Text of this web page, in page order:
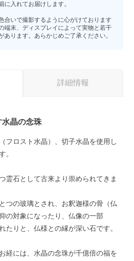
に入れてお届けします。
合いで撮影するように心がけております
端末、ディスプレイによって実物と若干
あります。あらかじめご了承ください。
詳細情報
晶の念珠
フロスト水晶）、切子水晶を使用し
。
霊石として古来より崇められてきま
つの玻璃とされ、お釈迦様の骨（仏
の対象になったり、仏像の一部
たりと、仏様との縁が深い石です。
経には、水晶の念珠が千億倍の福を